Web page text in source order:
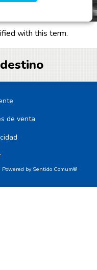
with this term.
destino
de venta
Powered by Sentido Comum®